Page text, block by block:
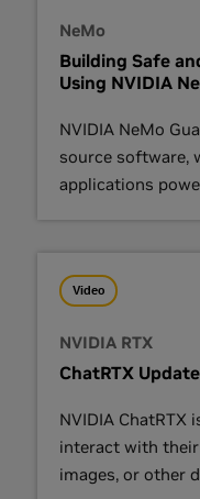
NeMo
Building Safe
Using NVIDIA
NVIDIA NeMo
source software,
applications
Video
NVIDIA RTX
ChatRTX
NVIDIA ChatRTX
interact with
images, or other